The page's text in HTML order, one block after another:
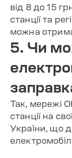
від 8 до 15
станції та
можна
5. Чи
Так, мережі
станції на
України, що